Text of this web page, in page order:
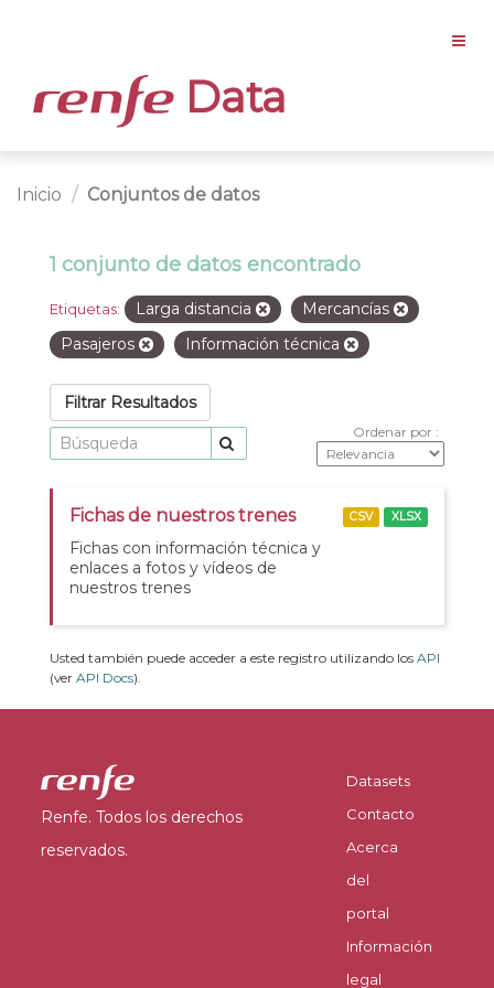
Data
Inicio Conjuntos de datos
1 conjunto de datos encontrado
Etiquetas: Larga distancia
Mercancías
Pasajeros
Información técnica
Filtrar Resultados
Ordenar por
Fichas de nuestros trenes
Fichas con información técnica y
enlaces a fotos y vídeos de
nuestros trenes
CSV XLSX
Usted también puede acceder a este registro utilizando los API
(ver API Docs).
Renfe. Todos los derechos
reservados.
Datasets
Contacto
Acerca
del
portal
Información
legal